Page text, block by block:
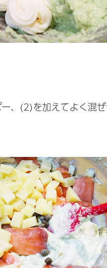
、(2)を加えてよく混ぜ